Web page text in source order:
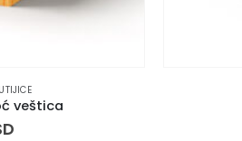
veštica